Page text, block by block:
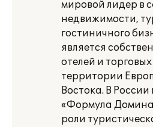
мировой лидер в
недвижимости,
гостиничного
является
отелей и
территории
Востока. В
«Формула
роли